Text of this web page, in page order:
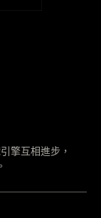
擎互相進步，